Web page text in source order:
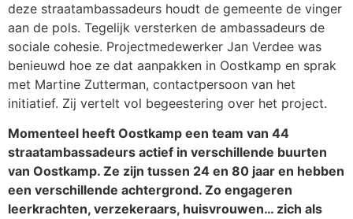
deze straatambassadeurs houdt de gemeente de vinger
aan de pols. Tegelijk versterken de ambassadeurs de
sociale cohesie. Projectmedewerker Jan Verdee was
benieuwd hoe ze dat aanpakken in Oostkamp en sprak
met Martine Zutterman, contactpersoon van het
initiatief. Zij vertelt vol begeestering over het project.
Momenteel heeft Oostkamp een team van 44
straatambassadeurs actief in verschillende buurten
van Oostkamp. Ze zijn tussen 24 en 80 jaar en hebben
een verschillende achtergrond. Zo engageren
leerkrachten, verzekeraars, huisvrouwen… zich als